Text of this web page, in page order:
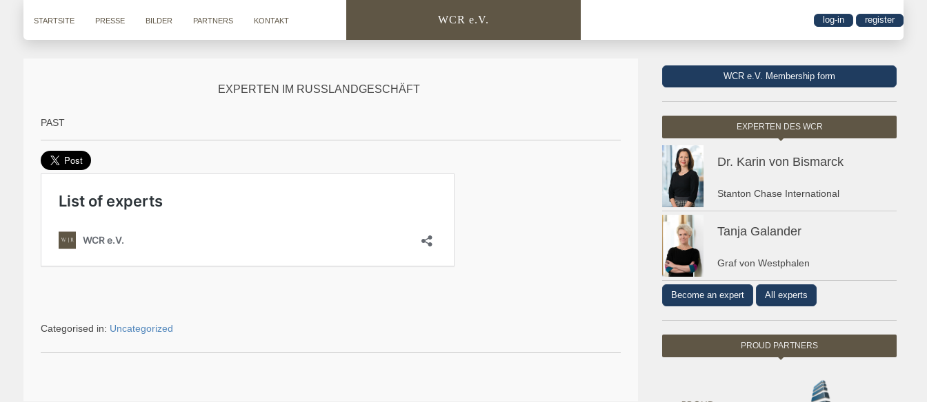
STARTSITE PRESSE BILDER PARTNERS KONTAKT WCR e.V. log-in register
EXPERTEN IM RUSSLANDGESCHÄFT
PAST
Categorised in: Uncategorized
WCR e.V. Membership form
EXPERTEN DES WCR
Dr. Karin von Bismarck
Stanton Chase International
Tanja Galander
Graf von Westphalen
Become an expert All experts
PROUD PARTNERS